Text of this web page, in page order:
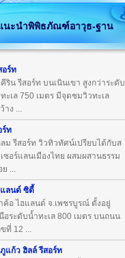
นะนำพิพิธภัณฑ์อาวุธ-ฐาน
อร์ท
ริน รีสอร์ท บนเนินเขา สูงกว่าระดับ
ะเล 750 เมตร มีจุดชมวิวทะเล
าง ...
ร์ท
ม รีสอร์ท วิวทิวทัศน์เปรียบได้กับส
ซอร์แลนเมืองไทย ผสมผสานธรรม
ย ...
แลนด์ ซิตี้
ค้อ ไฮแลนด์ จ.เพชรบูรณ์ ตั้งอยู่
อระดับน้ำทะเล 800 เมตร บนถนน
ที่ 12 ...
แก้ว ฮิลล์ รีสอร์ท